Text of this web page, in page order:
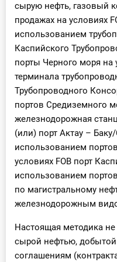
сырую нефть, газовый
продажах на условиях
использованием
Каспийского
порты Черного моря на
терминала
Трубопроводного
портов Средиземного
железнодорожная
(или) порт Актау –
использованием
условиях FOB порт
использованием
по магистральному
железнодорожным
Настоящая методика не
сырой нефтью,
соглашениям